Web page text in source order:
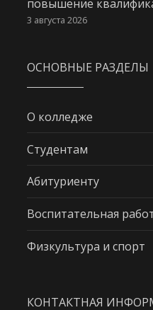
повышение
3 августа 2026
ОСНОВНЫЕ РАЗДЕЛЫ
О колледже
Студентам
Абитуриенту
Воспитательная
Физкультура и спорт
КОНТАКТНАЯ